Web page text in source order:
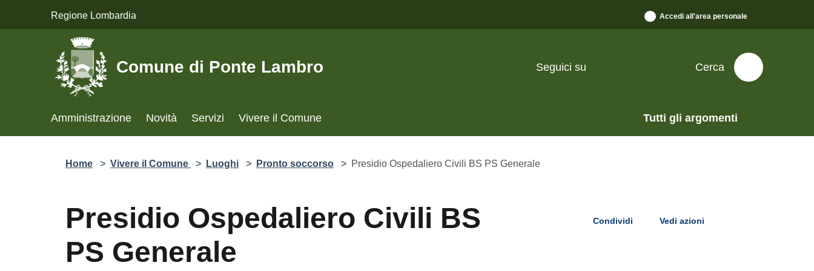
Regione Lombardia Accedi all'area personale
Comune di Ponte Lambro Seguici su Cerca
Amministrazione Novità Servizi Vivere il Comune Tutti gli argomenti
Home > Vivere il Comune > Luoghi > Pronto soccorso > Presidio Ospedaliero Civili BS PS Generale
Presidio Ospedaliero Civili BS
PS Generale
Condividi Vedi azioni